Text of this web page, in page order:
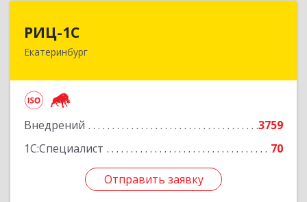
РИЦ-1С
Екатеринбург
Внедрений
3759
1С:Специалист
70
Отправить заявку
620102, Свердловская обл, Екатеринбург г,
Отправить заявку